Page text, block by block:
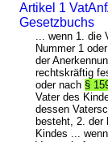
Artikel 1
Gesetzbuchs
... wenn 1. die
Nummer 1
der
rechtskräftig
oder nach §
Vater des
dessen
besteht, 2. der
Kindes ...